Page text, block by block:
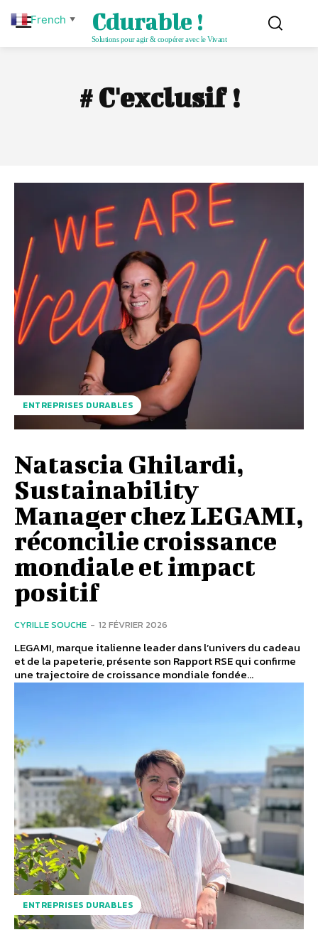
Cdurable !
Solutions pour agir & coopérer avec le Vivant
# C'exclusif !
ENTREPRISES DURABLES
Natascia Ghilardi,
Sustainability
Manager chez LEGAMI,
réconcilie croissance
mondiale et impact
positif
CYRILLE SOUCHE - 12 FÉVRIER 2026
LEGAMI, marque italienne leader dans l’univers du cadeau
et de la papeterie, présente son Rapport RSE qui confirme
une trajectoire de croissance mondiale fondée...
ENTREPRISES DURABLES
French ▼